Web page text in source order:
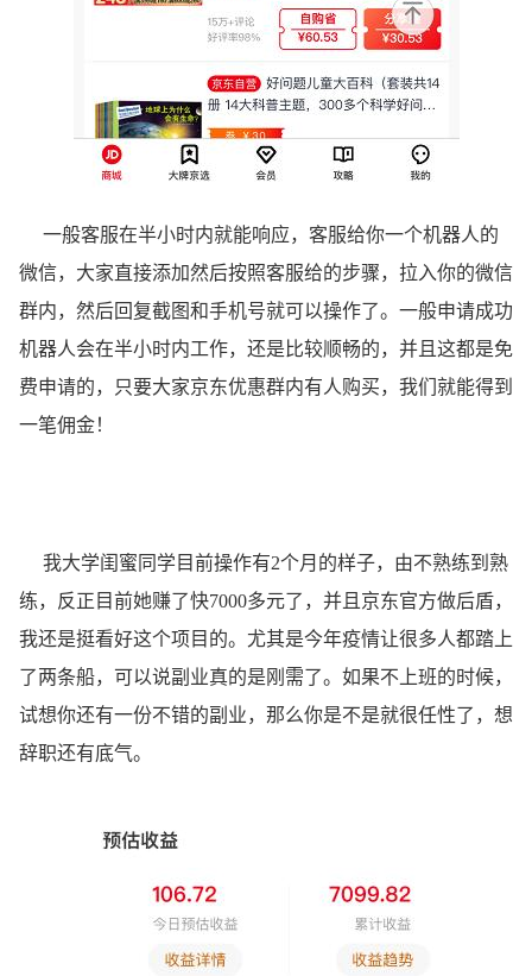
一般客服在半小时内就能响应，客服给你一个机器人的
微信，大家直接添加然后按照客服给的步骤，拉入你的微信
群内，然后回复截图和手机号就可以操作了。一般申请成功
机器人会在半小时内工作，还是比较顺畅的，并且这都是免
费申请的，只要大家京东优惠群内有人购买，我们就能得到
一笔佣金！
我大学闺蜜同学目前操作有2个月的样子，由不熟练到熟
练，反正目前她赚了快7000多元了，并且京东官方做后盾，
我还是挺看好这个项目的。尤其是今年疫情让很多人都踏上
了两条船，可以说副业真的是刚需了。如果不上班的时候，
试想你还有一份不错的副业，那么你是不是就很任性了，想
辞职还有底气。